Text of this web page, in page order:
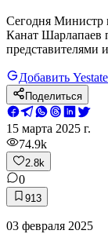
Сегодня Министр
Канат Шарлапаев
представителями
Добавить Yestate
Поделиться
15 марта 2025 г.
74.9k
2.8k
0
913
03 февраля 2025